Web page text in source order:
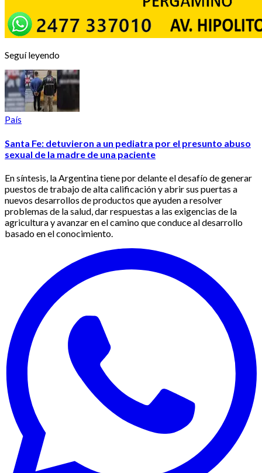
Seguí leyendo
País
Santa Fe: detuvieron a un pediatra por el presunto abuso
sexual de la madre de una paciente
En síntesis, la Argentina tiene por delante el desafío de generar
puestos de trabajo de alta calificación y abrir sus puertas a
nuevos desarrollos de productos que ayuden a resolver
problemas de la salud, dar respuestas a las exigencias de la
agricultura y avanzar en el camino que conduce al desarrollo
basado en el conocimiento.